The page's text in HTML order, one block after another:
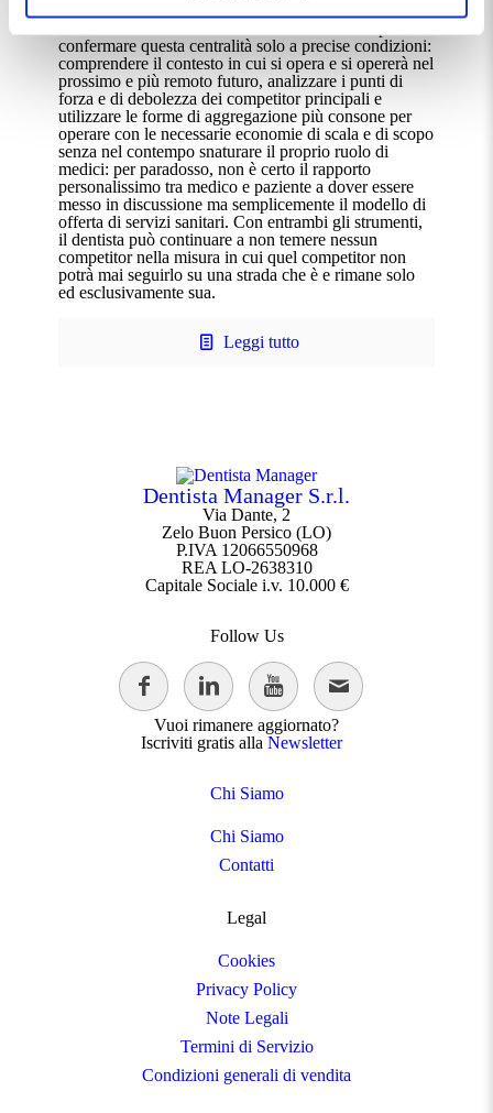
Il contesto competitivo che vede ancora oggi il
confermare questa centralità solo a precise condizioni:
comprendere il contesto in cui si opera e si opererà nel
prossimo e più remoto futuro, analizzare i punti di
forza e di debolezza dei competitor principali e
utilizzare le forme di aggregazione più consone per
operare con le necessarie economie di scala e di scopo
senza nel contempo snaturare il proprio ruolo di
medici: per paradosso, non è certo il rapporto
personalissimo tra medico e paziente a dover essere
messo in discussione ma semplicemente il modello di
offerta di servizi sanitari. Con entrambi gli strumenti,
il dentista può continuare a non temere nessun
competitor nella misura in cui quel competitor non
potrà mai seguirlo su una strada che è e rimane solo
ed esclusivamente sua.
Leggi tutto
Dentista Manager S.r.l.
Via Dante, 2
Zelo Buon Persico (LO)
P.IVA 12066550968
REA LO-2638310
Capitale Sociale i.v. 10.000 €
Follow Us
Vuoi rimanere aggiornato?
Iscriviti gratis alla Newsletter
Chi Siamo
Chi Siamo
Contatti
Legal
Cookies
Privacy Policy
Note Legali
Termini di Servizio
Condizioni generali di vendita